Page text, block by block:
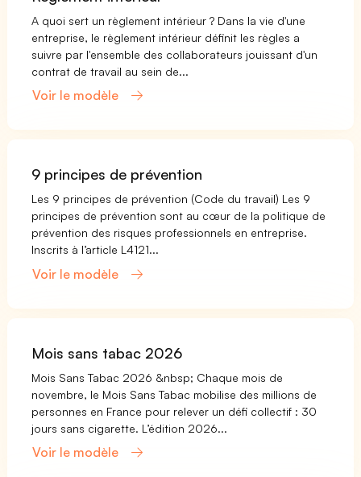
A quoi sert un règlement intérieur ? Dans la vie d'une
entreprise, le règlement intérieur définit les règles a
suivre par l'ensemble des collaborateurs jouissant d'un
contrat de travail au sein de...
Voir le modèle
9 principes de prévention
Les 9 principes de prévention (Code du travail) Les 9
principes de prévention sont au cœur de la politique de
prévention des risques professionnels en entreprise.
Inscrits à l’article L4121...
Voir le modèle
Mois sans tabac 2026
Mois Sans Tabac 2026 &nbsp; Chaque mois de
novembre, le Mois Sans Tabac mobilise des millions de
personnes en France pour relever un défi collectif : 30
jours sans cigarette. L’édition 2026...
Voir le modèle